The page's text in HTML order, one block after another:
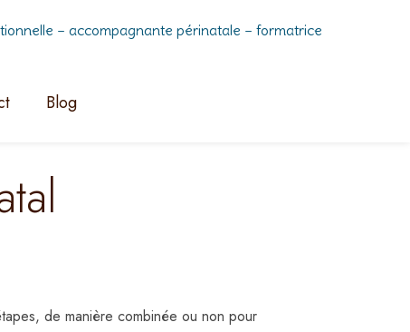
– accompagnante périnatale – formatrice
Blog
de manière combinée ou non pour